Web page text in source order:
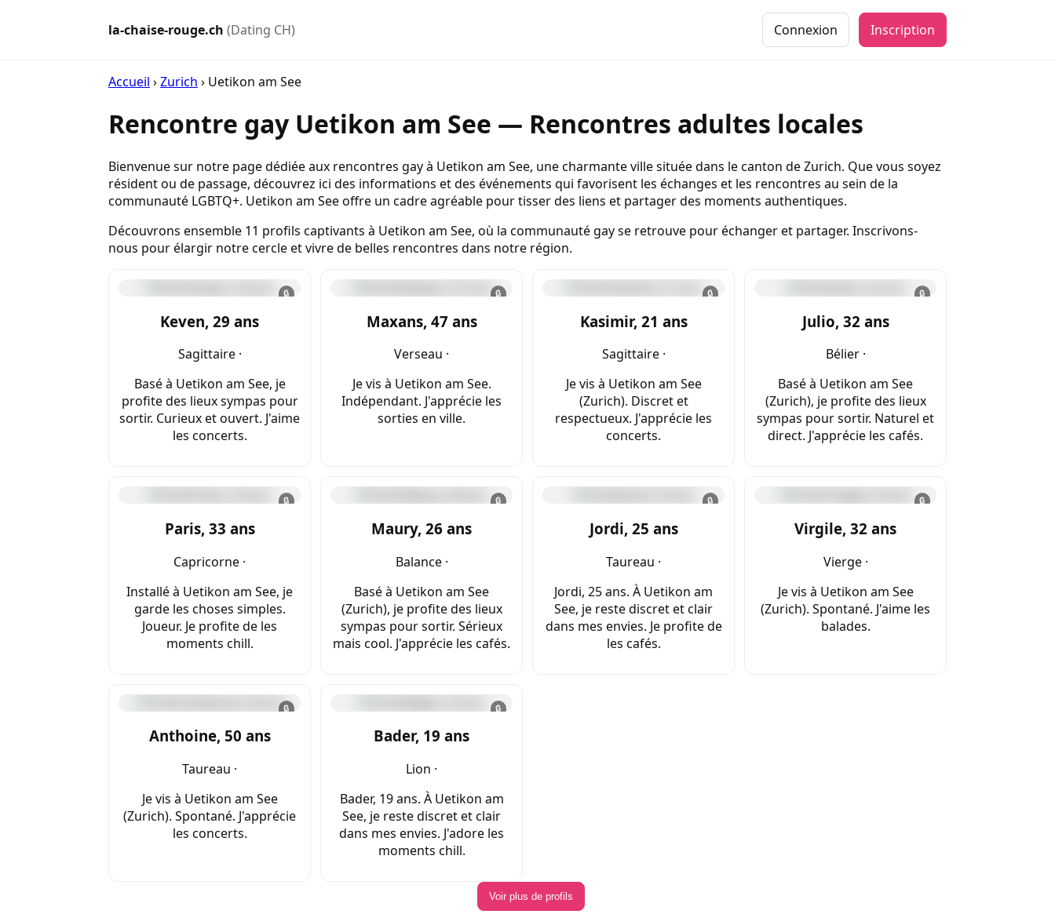
la-chaise-rouge.ch (Dating CH) Connexion Inscription
Accueil ›Zurich › Uetikon am See
Rencontre gay Uetikon am See — Rencontres adultes locales
Bienvenue sur notre page dédiée aux rencontres gay à Uetikon am See, une charmante ville située dans le canton de Zurich. Que vous soyez
résident ou de passage, découvrez ici des informations et des événements qui favorisent les échanges et les rencontres au sein de la
communauté LGBTQ+. Uetikon am See offre un cadre agréable pour tisser des liens et partager des moments authentiques.
Découvrons ensemble 11 profils captivants à Uetikon am See, où la communauté gay se retrouve pour échanger et partager. Inscrivons-
nous pour élargir notre cercle et vivre de belles rencontres dans notre région.
🔒
Keven, 29 ans
Sagittaire ·
Basé à Uetikon am See, je
profite des lieux sympas pour
sortir. Curieux et ouvert. J'aime
les concerts.
🔒
Maxans, 47 ans
Verseau ·
Je vis à Uetikon am See.
Indépendant. J'apprécie les
sorties en ville.
🔒
Kasimir, 21 ans
Sagittaire ·
Je vis à Uetikon am See
(Zurich). Discret et
respectueux. J'apprécie les
concerts.
🔒
Julio, 32 ans
Bélier ·
Basé à Uetikon am See
(Zurich), je profite des lieux
sympas pour sortir. Naturel et
direct. J'apprécie les cafés.
🔒
Paris, 33 ans
Capricorne ·
Installé à Uetikon am See, je
garde les choses simples.
Joueur. Je profite de les
moments chill.
🔒
Maury, 26 ans
Balance ·
Basé à Uetikon am See
(Zurich), je profite des lieux
sympas pour sortir. Sérieux
mais cool. J'apprécie les cafés.
🔒
Jordi, 25 ans
Taureau ·
Jordi, 25 ans. À Uetikon am
See, je reste discret et clair
dans mes envies. Je profite de
les cafés.
🔒
Virgile, 32 ans
Vierge ·
Je vis à Uetikon am See
(Zurich). Spontané. J'aime les
balades.
🔒
Anthoine, 50 ans
Taureau ·
Je vis à Uetikon am See
(Zurich). Spontané. J'apprécie
les concerts.
🔒
Bader, 19 ans
Lion ·
Bader, 19 ans. À Uetikon am
See, je reste discret et clair
dans mes envies. J'adore les
moments chill.
Voir plus de profils